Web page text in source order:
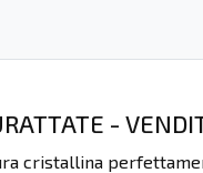
-
cristallina